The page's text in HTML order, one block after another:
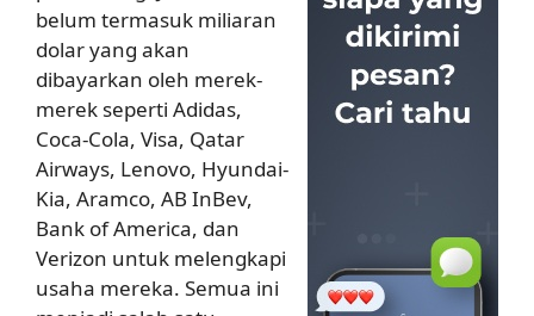
belum termasuk miliaran
dolar yang akan
dibayarkan oleh merek-
merek seperti Adidas,
Coca-Cola, Visa, Qatar
Airways, Lenovo, Hyundai-
Kia, Aramco, AB InBev,
Bank of America, dan
Verizon untuk melengkapi
usaha mereka. Semua ini